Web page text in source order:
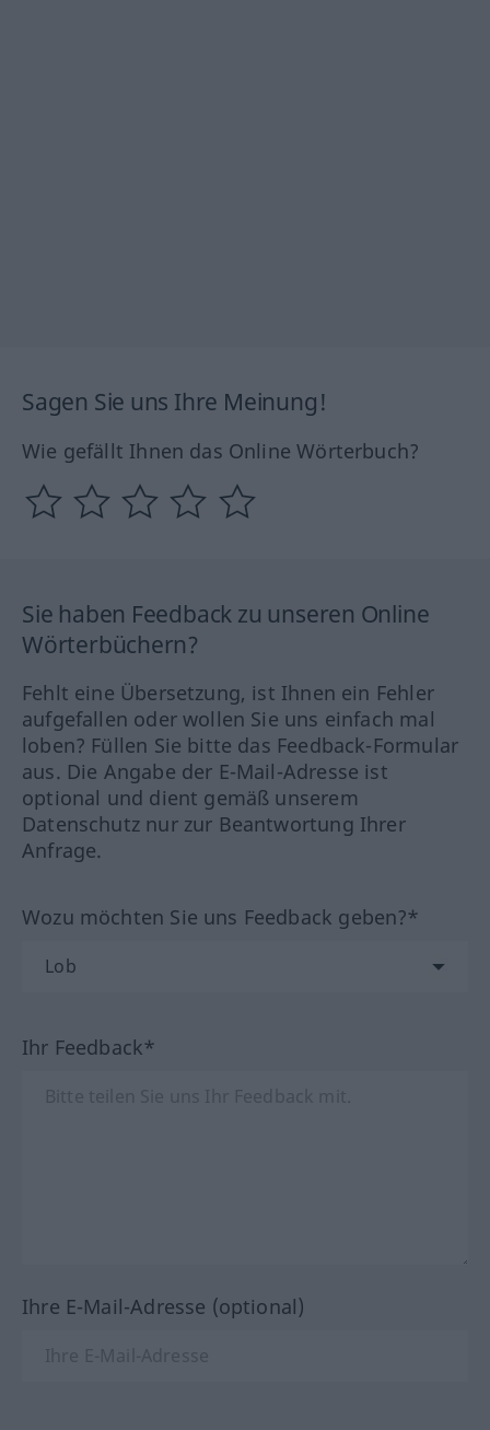
Sagen Sie uns Ihre Meinung!
Wie gefällt Ihnen das Online Wörterbuch?
Sie haben Feedback zu unseren Online
Wörterbüchern?
Fehlt eine Übersetzung, ist Ihnen ein Fehler
aufgefallen oder wollen Sie uns einfach mal
loben? Füllen Sie bitte das Feedback-Formular
aus. Die Angabe der E-Mail-Adresse ist
optional und dient gemäß unserem
Datenschutz nur zur Beantwortung Ihrer
Anfrage.
Wozu möchten Sie uns Feedback geben?*
Ihr Feedback*
Ihre E-Mail-Adresse (optional)